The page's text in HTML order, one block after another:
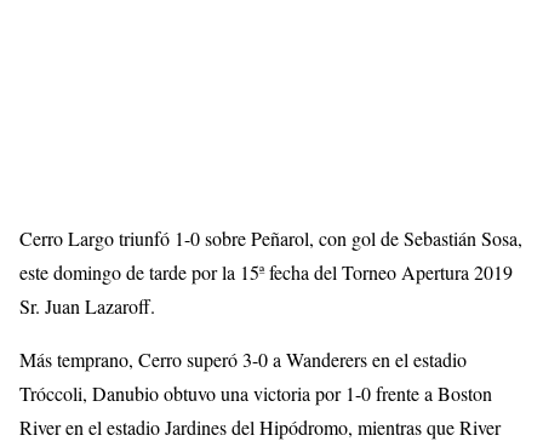
Cerro Largo triunfó 1-0 sobre Peñarol, con gol de Sebastián Sosa,
este domingo de tarde por la 15ª fecha del Torneo Apertura 2019
Sr. Juan Lazaroff.
Más temprano, Cerro superó 3-0 a Wanderers en el estadio
Tróccoli, Danubio obtuvo una victoria por 1-0 frente a Boston
River en el estadio Jardines del Hipódromo, mientras que River